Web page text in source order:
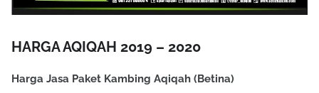
HARGA AQIQAH 2019 – 2020
Harga Jasa Paket Kambing Aqiqah (Betina)